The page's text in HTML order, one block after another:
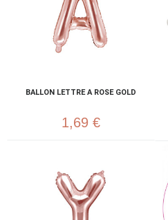
BALLON LETTRE A ROSE GOLD
1,69 €